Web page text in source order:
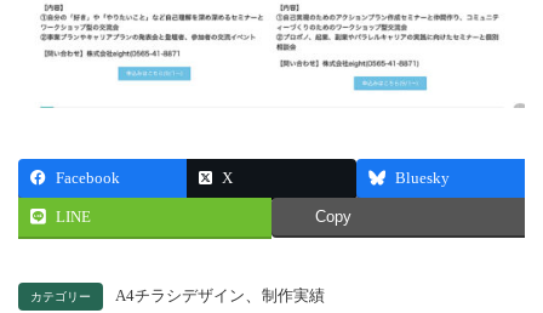
Facebook X Bluesky
LINE Copy
カテゴリー A4チラシデザイン、 制作実績